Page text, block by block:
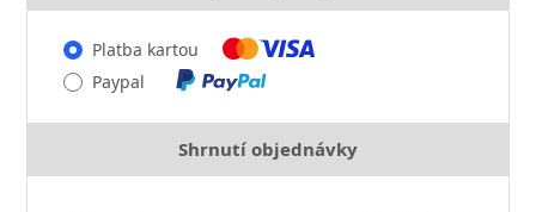
Platba kartou
Paypal
Shrnutí objednávky